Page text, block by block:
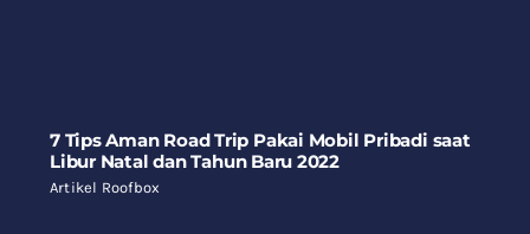
7 Tips Aman Road Trip Pakai Mobil Pribadi saat
Libur Natal dan Tahun Baru 2022
Artikel Roofbox